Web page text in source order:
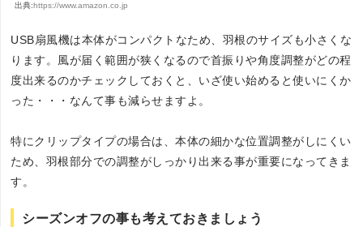
出典: https://www.amazon.co.jp
USB扇風機は本体がコンパクトなため、羽根のサイズも小さくな
ります。風が届く範囲が狭くなるので首振りや角度調整がどの程
度出来るのかチェックしておくと、いざ使い始めると使いにくか
った・・・なんて事も減らせますよ。
特にクリップタイプの場合は、本体の細かな位置調整がしにくい
ため、羽根部分での調整がしっかり出来る事が重要になってきま
す。
シーズンオフの事も考えておきましょう